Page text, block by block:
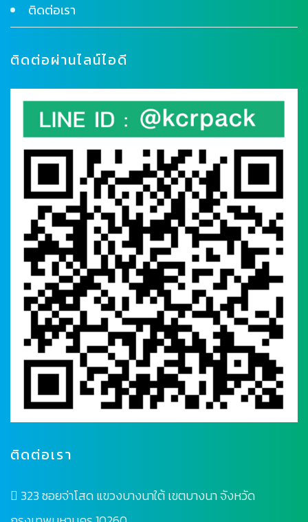
ติดต่อเรา
ติดต่อผ่านไลน์ไอดี
ติดต่อเรา
323 ซอยจ่าโสด แขวงบางนาใต้ เขตบางนา จังหวัด